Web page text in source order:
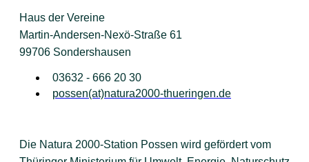
Haus der Vereine
Martin-Andersen-Nexö-Straße 61
99706 Sondershausen
03632 - 666 20 30
possen(at)natura2000-thueringen.de
Die Natura 2000-Station Possen wird gefördert vom